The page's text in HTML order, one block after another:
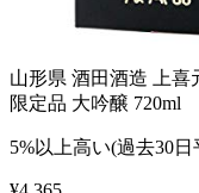
山形県 酒田酒造 上
限定品 大吟醸 720ml
5%以上高い(過去30日